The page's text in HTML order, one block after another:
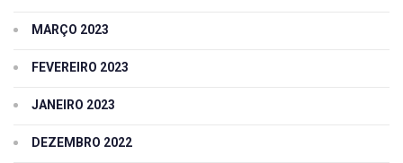
MARÇO 2023
FEVEREIRO 2023
JANEIRO 2023
DEZEMBRO 2022